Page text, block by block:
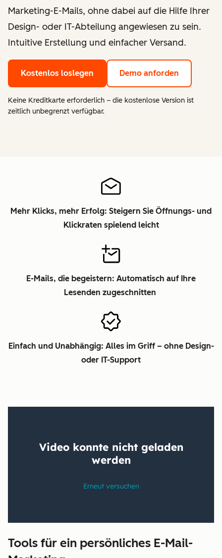
Marketing-E-Mails, ohne dabei auf die Hilfe Ihrer
Design- oder IT-Abteilung angewiesen zu sein.
Intuitive Erstellung und einfacher Versand.
Kostenlos loslegen Demo anforden
Keine Kreditkarte erforderlich – die kostenlose Version ist
zeitlich unbegrenzt verfügbar.
Mehr Klicks, mehr Erfolg: Steigern Sie Öffnungs- und
Klickraten spielend leicht
E-Mails, die begeistern: Automatisch auf Ihre
Lesenden zugeschnitten
Einfach und Unabhängig: Alles im Griff – ohne Design-
oder IT-Support
Tools für ein persönliches E-Mail-